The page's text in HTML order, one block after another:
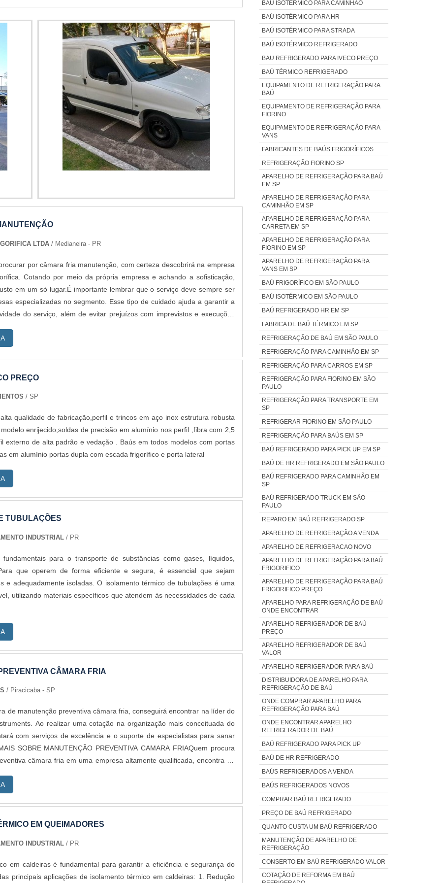
Prezando pelo que há de mais moderno, traz inovações e
de congelamento e painel de fachada.É reconhecida por ser uma
e comprometida com seus serviços, qualificações possíveis pelo fato de
alta qualidade onde são realizadas as atividades e equipamentos de
esses fatores, agregados a uma equipe multidisciplinar de consultores
qualificados, garantem o sucesso de cada cliente de ponta a
maneiras eficientes de uma companhia demonstrar competência,
em sua área de atuação. A Térmica Montagens se mostra referência
Vasta experiência no segmento; Atendimento personalizado;
tratando-se de túnel de congelamento, na essência da
prezar pelos produtos e serviços com ótima qualidade e proteção,
despercebidos em outras companhias e podem gerar prejuízos futuros
tudo isso que a Térmica Montagens é uma empresa comprometida com
de sistemas termoisolantes. A empresa foca tudo que há de mais
a qualidade final para cada cliente.A MELHOR EMPRESA NO
na Térmica Montagens tem o que há de melhor no ramo de sistemas
encontram itens como câmara fria industrial e painel de fachada
e excelente custo-benefício.Para tal sucesso, a empresa investiu em
novos e antigos....
LTDA/ Medianeira - PR
por câmara fria manutenção, com certeza descobrirá na empresa
Cotando por meio da própria empresa e achando a sofisticação,
em um só lugar.É importante lembrar que o serviço deve sempre ser
especializadas no segmento. Esse tipo de cuidado ajuda a garantir a
do serviço, além de evitar prejuízos com imprevistos e execuções
CÂMARA FRIA MANUTENÇÃOSe alguém quer achar câmara fria em uma
câmaras frigoríficas e reforma de câmaras frigoríficas, visando sempre
a fidelização do cliente.Ainda tratando-se de câmara fria manutenção,
pequenos detalhes, mas de grande valia para saber a procedência e
área de atuação. Os motivos pelos quais a JC Montagem Frigorífica é
experiência na área; Trabalhadores de alta qualidade; Escritório de
DE QUALIDADE NO SEGMENTOApenas na JC Montagem
e qualidade quando o assunto for câmara fria manutenção. Os
como desmontagem de câmaras frigoríficas e instalação de portas
alta qualidade onde são realizadas as atividades e equipamentos de
isso, unido a um time de colaboradores proativos e funcionários
PREÇO
/ SP
fabricação,perfil e trincos em aço inox estrutura robusta
externo de alta padrão e vedação . Baús em todos modelos com portas
em alumínio portas dupla com escada frigorífico e porta lateral
TUBULAÇÕES
INDUSTRIAL/ PR
para o transporte de substâncias como gases, líquidos,
que operem de forma eficiente e segura, é essencial que sejam
e adequadamente isoladas. O isolamento térmico de tubulações é uma
utilizando materiais específicos que atendem às necessidades de cada
CÂMARA FRIA
/ Piracicaba - SP
de manutenção preventiva câmara fria, conseguirá encontrar na líder do
Ao realizar uma cotação na organização mais conceituada do
com serviços de excelência e o suporte de especialistas para sanar
SOBRE MANUTENÇÃO PREVENTIVA CAMARA FRIAQuem procura
câmara fria em uma empresa altamente qualificada, encontra na
garantindo tudo o que há de mais moderno para obter bons
deixados de lado por muitas empresas que não focam na fidelização do
segmento. Esse tipo de cuidado ajuda a garantir a qualidade e
é possível poupar gastos desnecessários.Existem diversos motivos para a
EM QUEIMADORES
INDUSTRIAL/ PR
em caldeiras é fundamental para garantir a eficiência e segurança do
aplicações de isolamento térmico em caldeiras: 1. Redução
BAÚ ISOTÉRMICO PARA CAMINHÃO
BAÚ ISOTÉRMICO PARA HR
BAÚ ISOTÉRMICO PARA STRADA
BAÚ ISOTÉRMICO REFRIGERADO
BAU REFRIGERADO PARA IVECO PREÇO
BAÚ TÉRMICO REFRIGERADO
EQUIPAMENTO DE REFRIGERAÇÃO PARA
BAÚ
EQUIPAMENTO DE REFRIGERAÇÃO PARA
FIORINO
EQUIPAMENTO DE REFRIGERAÇÃO PARA
VANS
FABRICANTES DE BAÚS FRIGORÍFICOS
REFRIGERAÇÃO FIORINO SP
APARELHO DE REFRIGERAÇÃO PARA BAÚ
EM SP
APARELHO DE REFRIGERAÇÃO PARA
CAMINHÃO EM SP
APARELHO DE REFRIGERAÇÃO PARA
CARRETA EM SP
APARELHO DE REFRIGERAÇÃO PARA
FIORINO EM SP
APARELHO DE REFRIGERAÇÃO PARA
VANS EM SP
BAÚ FRIGORÍFICO EM SÃO PAULO
BAÚ ISOTÉRMICO EM SÃO PAULO
BAÚ REFRIGERADO HR EM SP
FABRICA DE BAÚ TÉRMICO EM SP
REFRIGERAÇÃO DE BAÚ EM SÃO PAULO
REFRIGERAÇÃO PARA CAMINHÃO EM SP
REFRIGERAÇÃO PARA CARROS EM SP
REFRIGERAÇÃO PARA FIORINO EM SÃO
PAULO
REFRIGERAÇÃO PARA TRANSPORTE EM
SP
REFRIGERAR FIORINO EM SÃO PAULO
REFRIGERAÇÃO PARA BAÚS EM SP
BAÚ REFRIGERADO PARA PICK UP EM SP
BAÚ DE HR REFRIGERADO EM SÃO PAULO
BAÚ REFRIGERADO PARA CAMINHÃO EM
SP
BAÚ REFRIGERADO TRUCK EM SÃO
PAULO
REPARO EM BAÚ REFRIGERADO SP
APARELHO DE REFRIGERAÇÃO A VENDA
APARELHO DE REFRIGERACAO NOVO
APARELHO DE REFRIGERAÇÃO PARA BAÚ
FRIGORIFICO
APARELHO DE REFRIGERAÇÃO PARA BAÚ
FRIGORIFICO PREÇO
APARELHO PARA REFRIGERAÇÃO DE BAÚ
ONDE ENCONTRAR
APARELHO REFRIGERADOR DE BAÚ
PREÇO
APARELHO REFRIGERADOR DE BAÚ
VALOR
APARELHO REFRIGERADOR PARA BAÚ
DISTRIBUIDORA DE APARELHO PARA
REFRIGERAÇÃO DE BAÚ
ONDE COMPRAR APARELHO PARA
REFRIGERAÇÃO PARA BAÚ
ONDE ENCONTRAR APARELHO
REFRIGERADOR DE BAÚ
BAÚ REFRIGERADO PARA PICK UP
BAÚ DE HR REFRIGERADO
BAÚS REFRIGERADOS A VENDA
BAÚS REFRIGERADOS NOVOS
COMPRAR BAÚ REFRIGERADO
PREÇO DE BAÚ REFRIGERADO
QUANTO CUSTA UM BAÚ REFRIGERADO
MANUTENÇÃO DE APARELHO DE
REFRIGERAÇÃO
CONSERTO EM BAÚ REFRIGERADO VALOR
COTAÇÃO DE REFORMA EM BAÚ